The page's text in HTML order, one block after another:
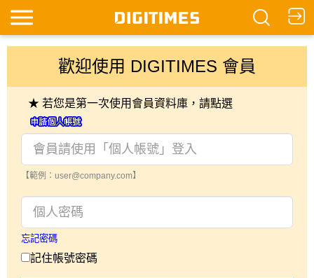
歡迎使用 DIGITIMES 會員
★ 若您是第一次使用會員資料庫，請點選
【範例：user@company.com】
忘記密碼
記住帳號密碼